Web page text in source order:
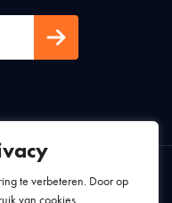
te verbeteren. Door op
van cookies.